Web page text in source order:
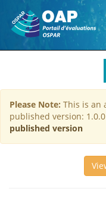
Please Note: This is an
published version: 1.0.0
published version